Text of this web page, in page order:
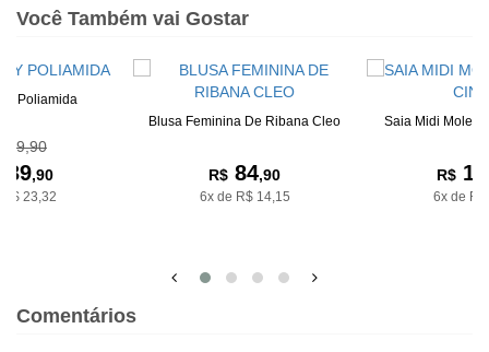
Você Também vai Gostar
Poliamida
,90
23,32
Blusa Feminina De Ribana Cleo
R$ 84,90
6x de R$ 14,15
Saia Midi
R$
6x de
Comentários